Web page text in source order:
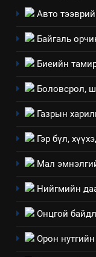
Авто
Байгаль
Биеийн
Боловсрол,
Газрын
Гэр бүл,
Мал
Нийгмийн
Онцгой
Орон
1